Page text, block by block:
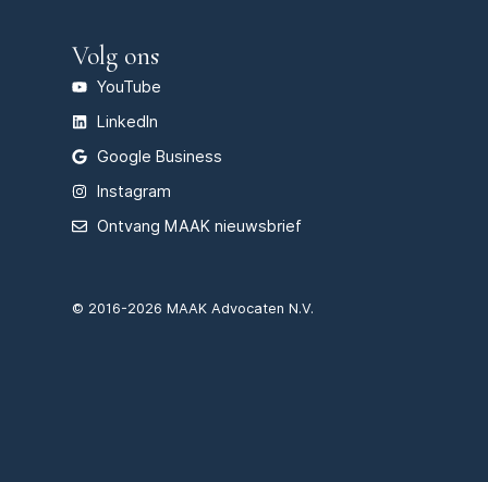
Volg ons
YouTube
LinkedIn
Google Business
Instagram
Ontvang MAAK nieuwsbrief
© 2016-2026 MAAK Advocaten N.V.